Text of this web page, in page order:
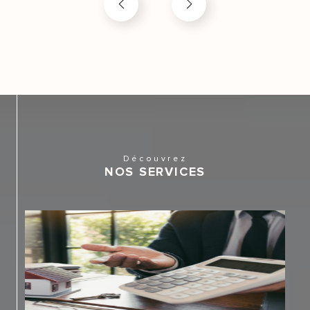
Notre passion pour le métier d’agent vous a convaincu
du 24 avril 1915 13012 Marseille ou par téléphone au
vous répond par mail à agenceles2j@gmail.com
Découvrez
NOS SERVICES